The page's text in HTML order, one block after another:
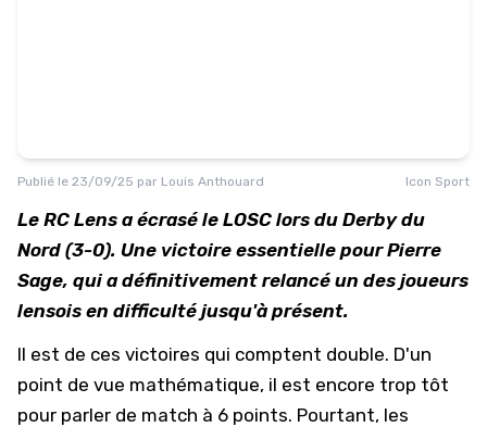
Publié le 23/09/25 par Louis Anthouard Icon Sport
Le RC Lens a écrasé le LOSC lors du Derby du
Nord (3-0). Une victoire essentielle pour Pierre
Sage, qui a définitivement relancé un des joueurs
lensois en difficulté jusqu'à présent.
Il est de ces victoires qui comptent double. D'un
point de vue mathématique, il est encore trop tôt
pour parler de match à 6 points. Pourtant, les